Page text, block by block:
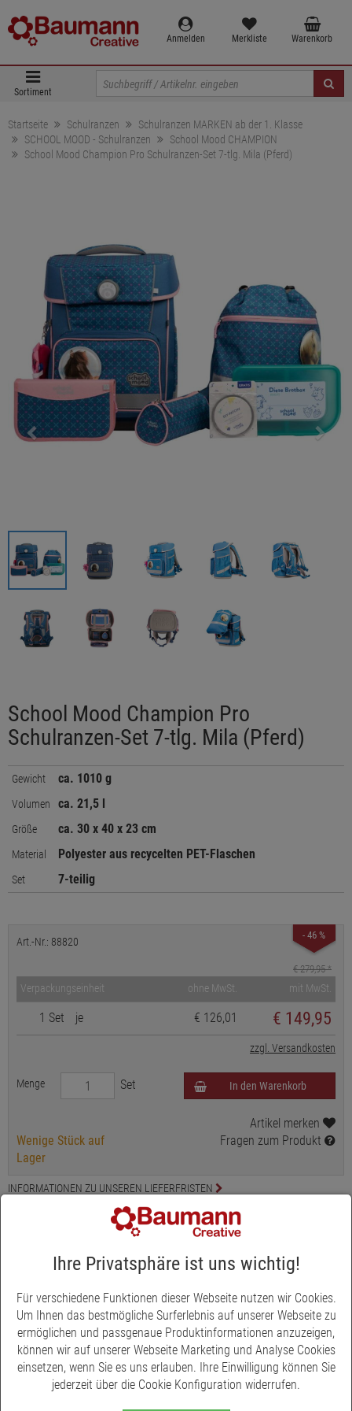
Anmelden Merkliste Warenkorb
Sortiment
Startseite Schulranzen
Schulranzen MARKEN ab der 1. Klasse
SCHOOL MOOD - Schulranzen
School Mood CHAMPION
School Mood Champion Pro Schulranzen-Set 7-tlg. Mila (Pferd)
School Mood Champion Pro
Schulranzen-Set 7-tlg. Mila (Pferd)
Gewicht ca. 1010 g
Volumen ca. 21,5 l
Größe ca. 30 x 40 x 23 cm
Material Polyester aus recycelten PET-Flaschen
Set 7-teilig
- 46 %
Art.-Nr.: 88820
€ 279,95*
Verpackungseinheit ohne MwSt. mit MwSt.
1 Set je € 126,01 € 149,95
zzgl. Versandkosten
Menge Set In den Warenkorb
Wenige Stück auf
Lager
Artikel merken
Fragen zum Produkt
INFORMATIONEN ZU UNSEREN LIEFERFRISTEN
INFORMATION ZUR PRODUKTSICHERHEIT
Schulrucksack Champion Pro Mila (Pferd) von School Mood
Setinhalt: Schulranzen, Turnbeutel, Etui (21-tlg., Markenfüllung
von Eberhard Faber), Schlamperrolle, Brotdose, 3-tlg. Patchy-Set,
Plüschanhänger "Moodie".
Ausgezeichnet mit dem IGR-Gütesiegel - Ergonomisches
Ihre Privatsphäre ist uns wichtig!
Für verschiedene Funktionen dieser Webseite nutzen wir Cookies.
Um Ihnen das bestmögliche Surferlebnis auf unserer Webseite zu
ermöglichen und passgenaue Produktinformationen anzuzeigen,
können wir auf unserer Webseite Marketing und Analyse Cookies
einsetzen, wenn Sie es uns erlauben. Ihre Einwilligung können Sie
jederzeit über die Cookie Konfiguration widerrufen.